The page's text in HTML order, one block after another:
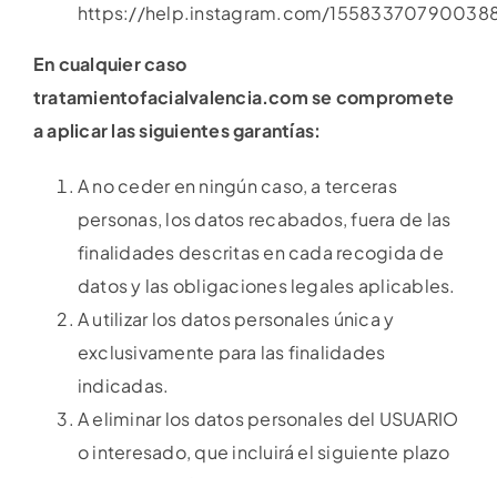
https://help.instagram.com/
En cualquier caso
tratamientofacialvalencia.com se compromete
a aplicar las siguientes garantías:
A no ceder en ningún caso, a terceras
personas, los datos recabados, fuera de las
finalidades descritas en cada recogida de
datos y las obligaciones legales aplicables.
A utilizar los datos personales única y
exclusivamente para las finalidades
indicadas.
A eliminar los datos personales del USUARIO
o interesado, que incluirá el siguiente plazo